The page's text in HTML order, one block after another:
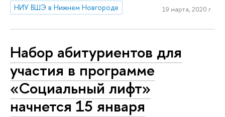
НИУ ВШЭ в Нижнем Новгороде
19 марта, 2020 г.
Набор абитуриентов для
участия в программе
«Социальный лифт»
начнется 15 января